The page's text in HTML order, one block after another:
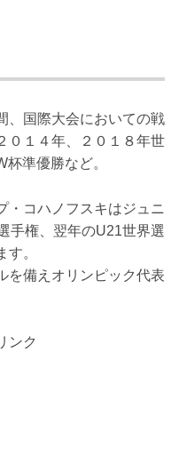
、国際大会においての戦
０１４年、２０１８年世
準優勝など。
コハノフスキはジュニ
手権、翌年のU21世界選
。
を備えオリンピック代表
ンク